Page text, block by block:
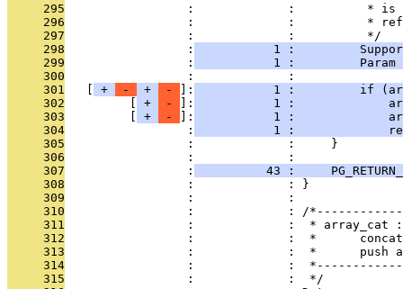
     295
:             :          *
     296
:             :          *
     297
                 :             :          */
     298
                 :
1 :
     299
                 :
1 :         Param
     300
                 :             :
     301
+ - + - ]:
1 :         if
     302
+ - ]:
1 :
     303
+ - ]:
1 :
     304
                 :
1 :
     305
                 :             :     }
     306
                 :             :
     307
                 :
43 :
     308
                 :             : }
     309
                 :             :
     310
:             : /
     311
                 :             :  * array_cat :
     312
:             :  *
     313
:             :  *      push
     314
:             :
     315
                 :             :  */